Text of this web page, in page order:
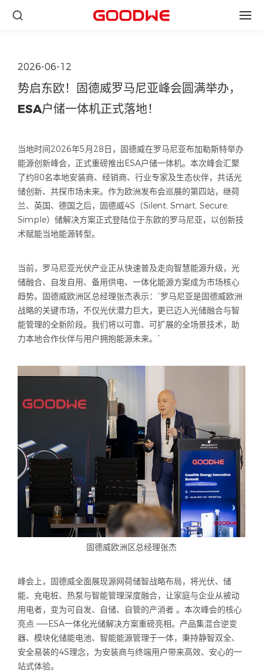
2026-06-12
势启东欧！固德威罗马尼亚峰会圆满举办，
ESA户储一体机正式落地！
当地时间2026年5月28日，固德威在罗马尼亚布加勒斯特举办
能源创新峰会，正式重磅推出ESA户储一体机。本次峰会汇聚
了约80名本地安装商、经销商、行业专家及生态伙伴，共话光
储创新、共探市场未来。作为欧洲发布会巡展的第四站，继荷
兰、英国、德国之后，固德威4S（Silent, Smart, Secure,
Simple）储解决方案正式登陆位于东欧的罗马尼亚，以创新技
术赋能当地能源转型。
当前，罗马尼亚光伏产业正从快速普及走向智慧能源升级，光
储融合、自发自用、备用供电、一体化能源方案成为市场核心
趋势。固德威欧洲区总经理张杰表示：“罗马尼亚是固德威欧洲
战略的关键市场，不仅光伏潜力巨大，更已迈入光储融合与智
能管理的全新阶段。我们将以可靠、可扩展的全场景技术，助
力本地合作伙伴与用户拥抱能源未来。”
固德威欧洲区总经理张杰
峰会上，固德威全面展现源网荷储智战略布局，将光伏、储
能、充电桩、热泵与智能管理深度融合，让家庭与企业从被动
用电者，变为可自发、自储、自管的产消者 。本次峰会的核心
亮点 ——ESA一体化光储解决方案重磅亮相。产品集混合逆变
器、模块化储能电池、智能能源管理于一体，秉持静智双全、
安全易装的4S理念，为安装商与终端用户带来高效、安心的一
站式体验。